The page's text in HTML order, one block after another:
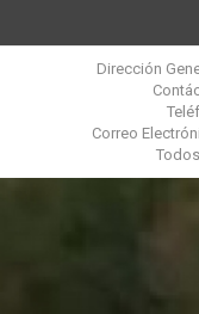
Dirección
Correo